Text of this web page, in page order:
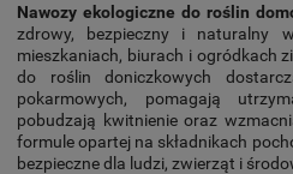
Nawozy ekologiczne do roślin
zdrowy, bezpieczny i naturalny
mieszkaniach, biurach i ogródkach
do roślin doniczkowych
pokarmowych, pomagają
pobudzają kwitnienie oraz
formule opartej na składnikach
bezpieczne dla ludzi, zwierząt i